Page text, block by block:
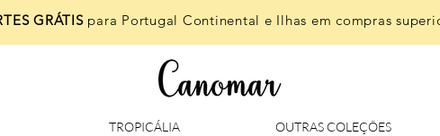
GRÁTIS para Portugal Continental e Ilhas em compras
TROPICÁLIA OUTRAS COLEÇÕES